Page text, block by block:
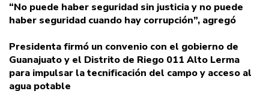
“No puede haber seguridad sin justicia y no puede
haber seguridad cuando hay corrupción”, agregó
Presidenta firmó un convenio con el gobierno de
Guanajuato y el Distrito de Riego 011 Alto Lerma
para impulsar la tecnificación del campo y acceso al
agua potable